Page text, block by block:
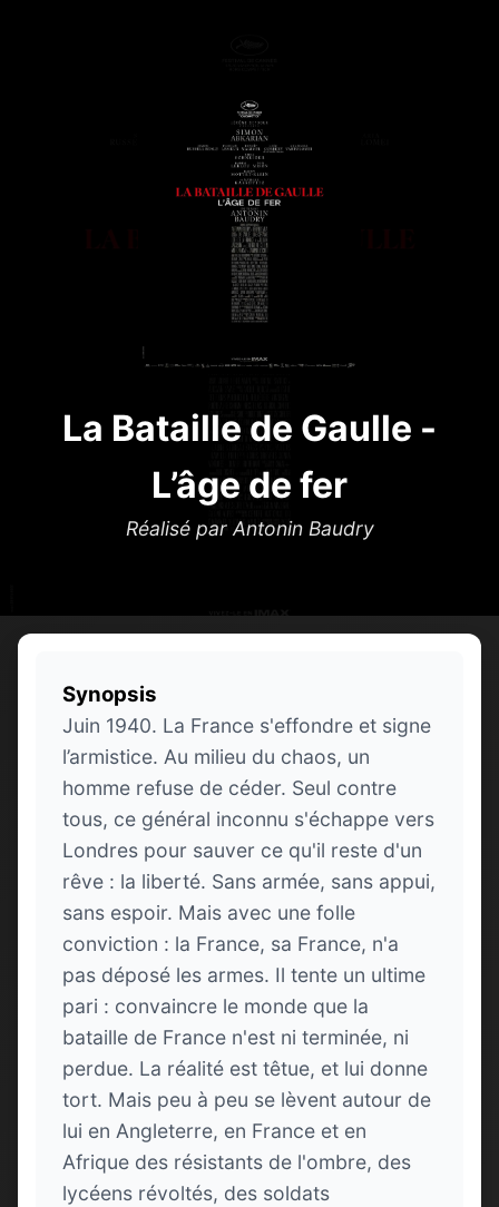
La Bataille de Gaulle -
L’âge de fer
Réalisé par Antonin Baudry
Synopsis
Juin 1940. La France s'effondre et signe
l’armistice. Au milieu du chaos, un
homme refuse de céder. Seul contre
tous, ce général inconnu s'échappe vers
Londres pour sauver ce qu'il reste d'un
rêve : la liberté. Sans armée, sans appui,
sans espoir. Mais avec une folle
conviction : la France, sa France, n'a
pas déposé les armes. Il tente un ultime
pari : convaincre le monde que la
bataille de France n'est ni terminée, ni
perdue. La réalité est têtue, et lui donne
tort. Mais peu à peu se lèvent autour de
lui en Angleterre, en France et en
Afrique des résistants de l'ombre, des
lycéens révoltés, des soldats